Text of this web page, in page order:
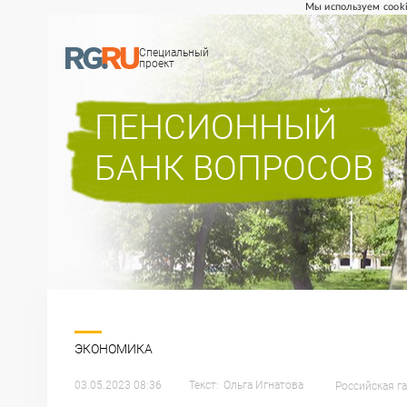
Мы используем
Специальный
проект
ПЕНСИОННЫЙ
БАНК ВОПРОСОВ
ЭКОНОМИКА
03.05.2023 08:36 Текст: Ольга Игнатова Российская